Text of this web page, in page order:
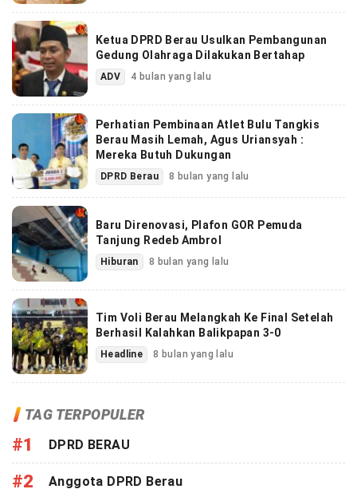
Ketua DPRD Berau Usulkan Pembangunan
Gedung Olahraga Dilakukan Bertahap
ADV 4 bulan yang lalu
Perhatian Pembinaan Atlet Bulu Tangkis
Berau Masih Lemah, Agus Uriansyah :
Mereka Butuh Dukungan
DPRD Berau 8 bulan yang lalu
Baru Direnovasi, Plafon GOR Pemuda
Tanjung Redeb Ambrol
Hiburan 8 bulan yang lalu
Tim Voli Berau Melangkah Ke Final Setelah
Berhasil Kalahkan Balikpapan 3-0
Headline 8 bulan yang lalu
TAG TERPOPULER
#1 DPRD BERAU
#2 Anggota DPRD Berau